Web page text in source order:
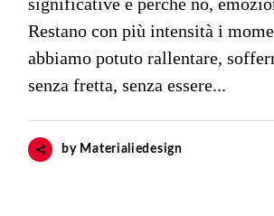
Restano con più intensità i
abbiamo potuto rallentare,
senza fretta, senza essere...
by Materialiedesign